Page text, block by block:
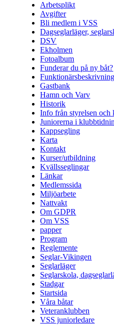
Arbetsplikt
Avgifter
Bli medlem i VSS
Dagseglarläger,
DSV
Ekholmen
Fotoalbum
Funderar du på ny båt?
Funktionärsbeskrivning
Gastbank
Hamn och Varv
Historik
Info från styrelsen och
Juniorerna i
Kappsegling
Karta
Kontakt
Kurser/utbildning
Kvällsseglingar
Länkar
Medlemssida
Miljöarbete
Nattvakt
Om GDPR
Om VSS
papper
Program
Reglemente
Seglar-Vikingen
Seglarläger
Seglarskola,
Stadgar
Startsida
Våra båtar
Veteranklubben
VSS juniorledare